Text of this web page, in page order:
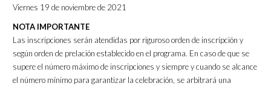
Viernes 19 de noviembre de 2021
NOTA IMPORTANTE
Las inscripciones serán atendidas por riguroso orden de inscripción y
según orden de prelación establecido en el programa. En caso de que se
supere el número máximo de inscripciones y siempre y cuando se alcance
el número mínimo para garantizar la celebración, se arbitrará una